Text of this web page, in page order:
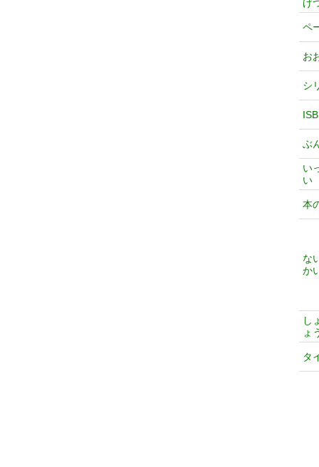
げ
ペ
お
シ
ぶ
い
い
本
な
か
し
ょ
タ